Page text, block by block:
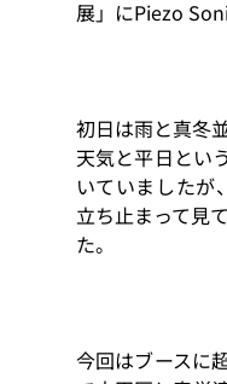
展」にPiezo
初日は雨と真冬
天気と平日とい
いていましたが
立ち止まって見
た。
今回はブースに